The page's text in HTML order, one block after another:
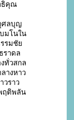
ธิคุณ
ศลบุญ
มโนใน
รมชัย
ราดล
ทั่วสกล
างหาว
วราว
ฤติพลัน